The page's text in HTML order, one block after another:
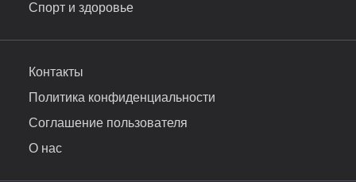
Спорт и здоровье
Контакты
Политика конфиденциальности
Соглашение пользователя
О нас